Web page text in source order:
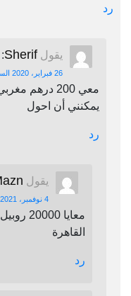
رد
يقول Sherif
:
26 فبراير، 2020 الساعة 3:30 م
معي 200
يمكنني أن احول
رد
يقول
4 نوفمبر، 2021 الساعة 4:20 م
معايا
القاهرة
رد